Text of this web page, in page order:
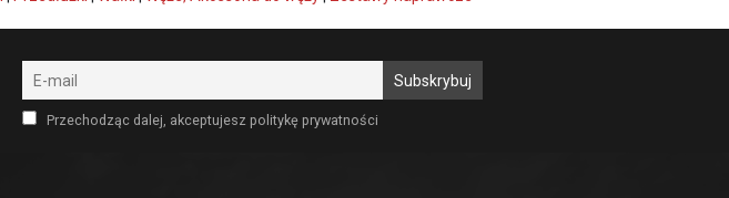
Przechodząc dalej, akceptujesz politykę prywatności